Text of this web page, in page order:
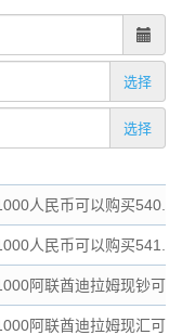
选择
选择
人民币可以购买
人民币可以购买
阿联酋迪拉姆现钞可
阿联酋迪拉姆现汇可